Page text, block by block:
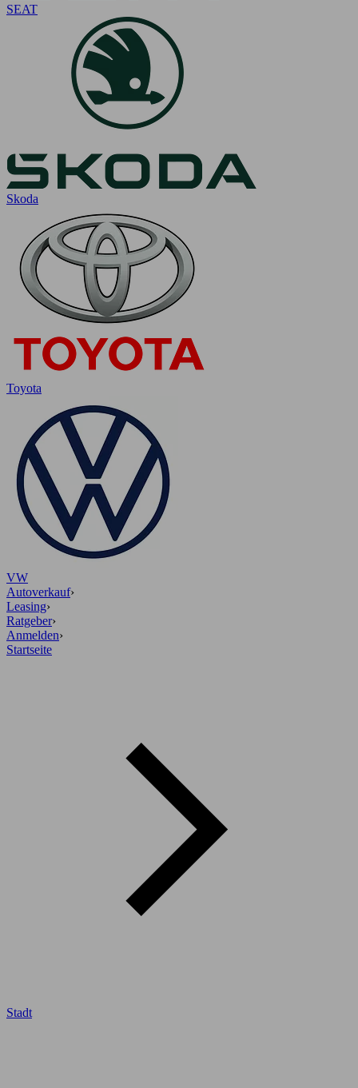
SEAT
Skoda
Toyota
VW
Autoverkauf›
Leasing›
Ratgeber›
Anmelden›
Startseite
Stadt